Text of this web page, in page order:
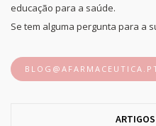
educação para a saúde.
Se tem alguma pergunta para a